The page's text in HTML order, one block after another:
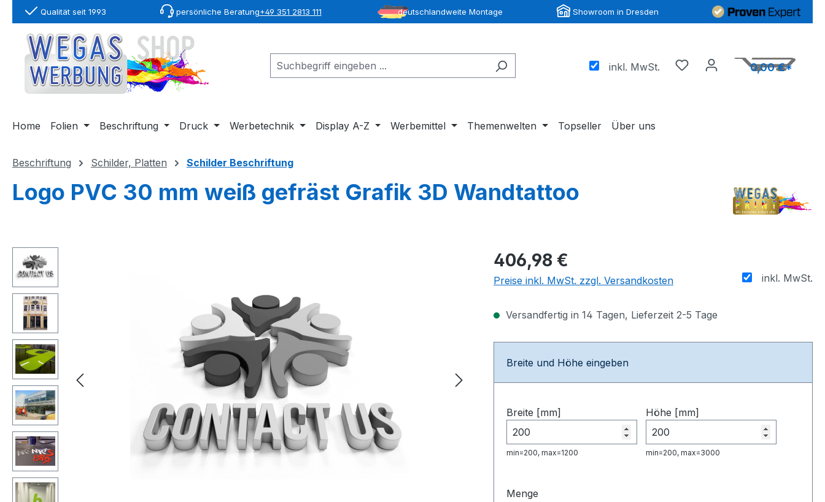
Zur Hauptnavigation springen
Qualität seit 1993 persönliche Beratung+49 351 2813 111 deutschlandweite Montage Showroom in Dresden
inkl. MwSt. 0,00 €*
Home Folien Beschriftung Druck Werbetechnik Display A-Z Werbemittel Themenwelten Topseller Über uns
Beschriftung Schilder, Platten Schilder Beschriftung
Logo PVC 30 mm weiß gefräst Grafik 3D Wandtattoo
Bildergalerie überspringen 406,98 €
inkl. MwSt.
Preise inkl. MwSt. zzgl. Versandkosten
Versandfertig in 14 Tagen, Lieferzeit 2-5 Tage
Breite und Höhe eingeben
Breite [mm] Höhe [mm]
min=200, max=1200 min=200, max=3000
Menge